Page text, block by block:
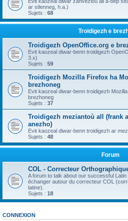
ar stlenneg, h.a.)
Sujets : 68
Troidigezh e
Troidigezh OpenOffice.org e
Evit kaozeal diwar-benn troidigezh
3.x)
Sujets : 59
Troidigezh Mozilla Firefox ha
brezhoneg
Evit kaozeal diwar-benn troidigezh
brezhoneg
Sujets : 37
Troidigezh meziantoù all (frank
anezho)
Evit kaozeal diwar-benn troidigezh ar
Sujets : 48
Forum
COL - Correcteur
A forum to talk about our successful
échanger autour du correcteur COL
latine).
Sujets : 18
CONNEXION